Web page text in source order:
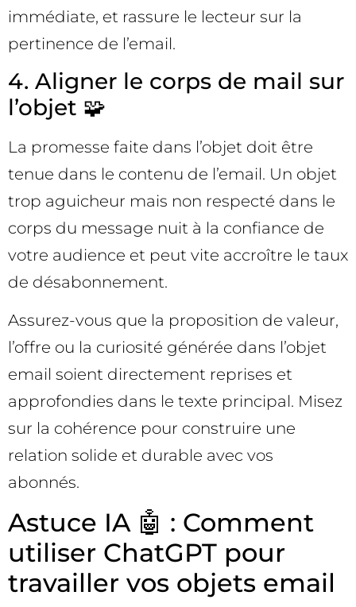
immédiate, et rassure le lecteur sur la
pertinence de l’email.
4. Aligner le corps de mail sur
l’objet 🧩
La promesse faite dans l’objet doit être
tenue dans le contenu de l’email. Un objet
trop aguicheur mais non respecté dans le
corps du message nuit à la confiance de
votre audience et peut vite accroître le taux
de désabonnement.
Assurez-vous que la proposition de valeur,
l’offre ou la curiosité générée dans l’objet
email soient directement reprises et
approfondies dans le texte principal. Misez
sur la cohérence pour construire une
relation solide et durable avec vos
abonnés.
Astuce IA 🤖 : Comment
utiliser ChatGPT pour
travailler vos objets email